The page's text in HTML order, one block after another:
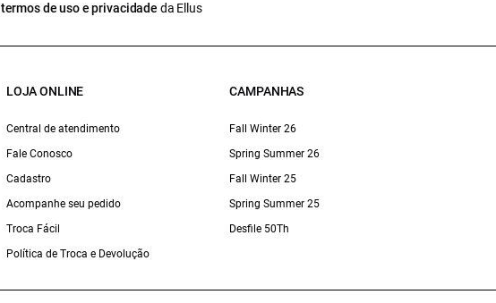
termos de uso e privacidade da Ellus
LOJA ONLINE
Central de atendimento
Fale Conosco
Cadastro
Acompanhe seu pedido
Troca Fácil
Política de Troca e Devolução
CAMPANHAS
Fall Winter 26
Spring Summer 26
Fall Winter 25
Spring Summer 25
Desfile 50Th